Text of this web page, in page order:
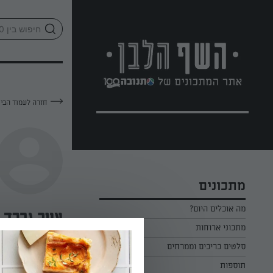
מתכונים
מה אוכלים היום?
מתכוני ארוחות
ארוחת בוקר
ארוחת צהריים
סלטים כריכים וממרחים
כל הסלטים כריכים וממרחים
תוספות
חזרה לעמוד
אניה גרכד
—